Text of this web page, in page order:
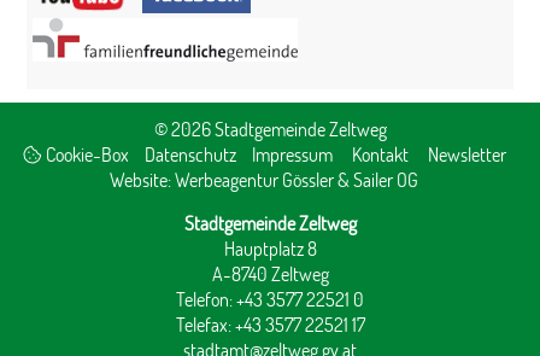
© 2026 Stadtgemeinde Zeltweg
Cookie-Box
Datenschutz Impressum Kontakt
Newsletter
Website:Werbeagentur Gössler & Sailer OG
Stadtgemeinde Zeltweg
Hauptplatz 8
A-8740 Zeltweg
Telefon: +43 3577 22521 0
Telefax: +43 3577 22521 17
stadtamt@zeltweg.gv.at